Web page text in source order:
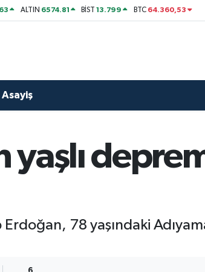
ALTIN 6574.81 BİST13.799 BTC 64.360,53
Asayiş
yaşlı
78 yaşındaki